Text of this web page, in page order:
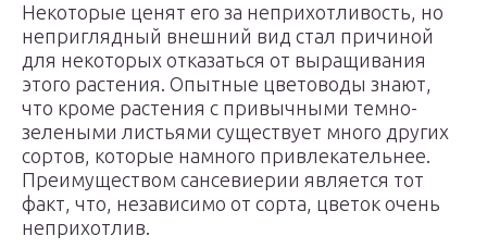
Некоторые ценят его за неприхотливость, но
неприглядный внешний вид стал причиной
для некоторых отказаться от выращивания
этого растения. Опытные цветоводы знают,
что кроме растения с привычными темно-
зелеными листьями существует много других
сортов, которые намного привлекательнее.
Преимуществом сансевиерии является тот
факт, что, независимо от сорта, цветок очень
неприхотлив.